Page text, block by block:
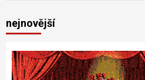
nejnovější